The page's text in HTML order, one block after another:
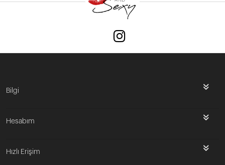
Bilgi
Hesabım
Hızlı Erişim